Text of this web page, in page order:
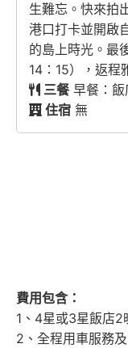
生難忘。快來拍
港口打卡並開啟
的島上時光。最
14：15），返程
三餐早餐：飯
住宿 無
費用包含：
1、4星或3星飯店2
2、全程用車服務